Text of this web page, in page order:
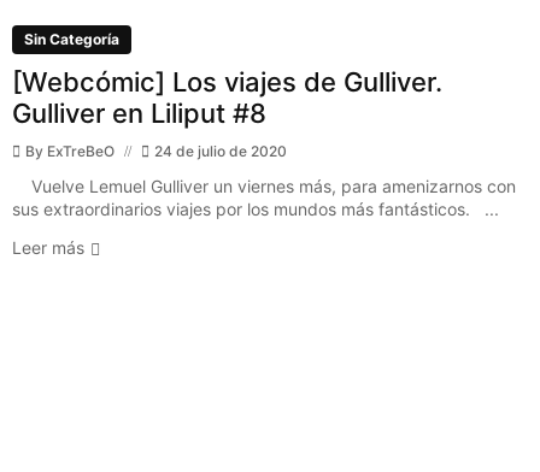
Sin Categoría
[Webcómic] Los viajes de Gulliver.
Gulliver en Liliput #8
By ExTreBeO 24 de julio de 2020
Vuelve Lemuel Gulliver un viernes más, para amenizarnos con
sus extraordinarios viajes por los mundos más fantásticos. ...
Leer más